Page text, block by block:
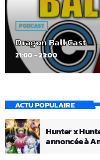
PODCAST
Dragon Ball Cast
21:00 - 23:00
ACTU POPULAIRE
Hunter x
annoncée à